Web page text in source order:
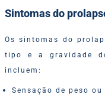
Sintomas do
Os sintomas do
tipo e a gravidade
incluem:
Sensação de peso